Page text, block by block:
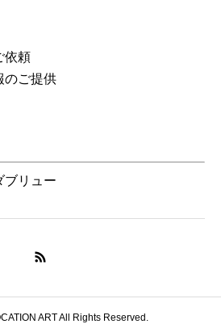
依頼
のご提供
ブリュー
ART All Rights Reserved.